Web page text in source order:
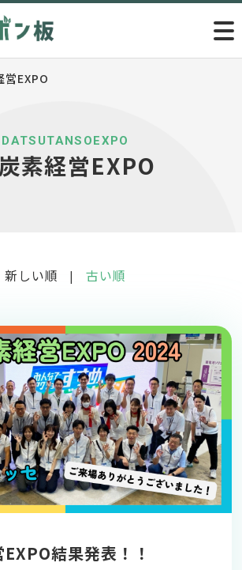
営EXPO
DATSUTANSOEXPO
素経営EXPO
新しい順 | 古い順
結果発表！！